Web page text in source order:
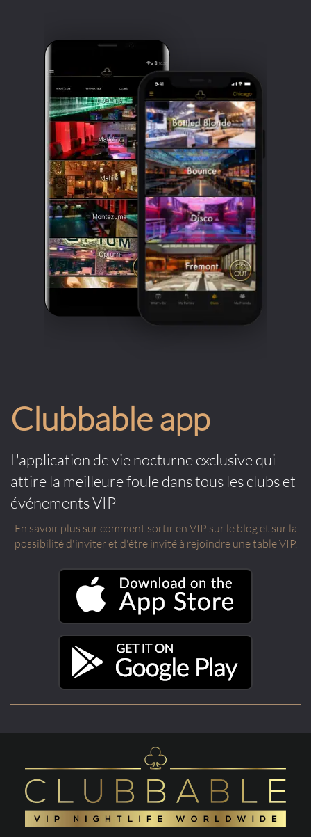
Comptes
sociaux
Clubbable:
Clubbable app
L'application de vie nocturne exclusive qui
attire la meilleure foule dans tous les clubs et
événements VIP
En savoir plus sur comment sortir en VIP sur le blog et sur la
possibilité d'inviter et d'être invité à rejoindre une table VIP.